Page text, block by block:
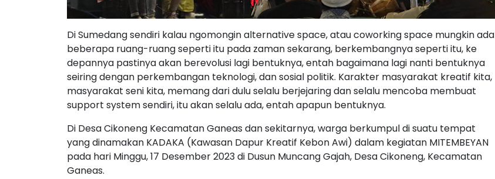
Di Sumedang sendiri kalau ngomongin alternative space, atau coworking space mungkin ada
beberapa ruang-ruang seperti itu pada zaman sekarang, berkembangnya seperti itu, ke
depannya pastinya akan berevolusi lagi bentuknya, entah bagaimana lagi nanti bentuknya
seiring dengan perkembangan teknologi, dan sosial politik. Karakter masyarakat kreatif kita,
masyarakat seni kita, memang dari dulu selalu berjejaring dan selalu mencoba membuat
support system sendiri, itu akan selalu ada, entah apapun bentuknya.
Di Desa Cikoneng Kecamatan Ganeas dan sekitarnya, warga berkumpul di suatu tempat
yang dinamakan KADAKA (Kawasan Dapur Kreatif Kebon Awi) dalam kegiatan MITEMBEYAN
pada hari Minggu, 17 Desember 2023 di Dusun Muncang Gajah, Desa Cikoneng, Kecamatan
Ganeas.